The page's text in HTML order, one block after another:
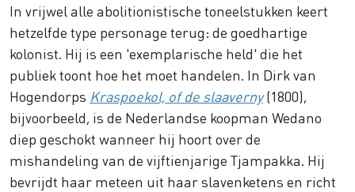
In vrijwel alle abolitionistische toneelstukken keert
hetzelfde type personage terug: de goedhartige
kolonist. Hij is een 'exemplarische held' die het
publiek toont hoe het moet handelen. In Dirk van
Hogendorps Kraspoekol, of de slaaverny(1800),
bijvoorbeeld, is de Nederlandse koopman Wedano
diep geschokt wanneer hij hoort over de
mishandeling van de vijftienjarige Tjampakka. Hij
bevrijdt haar meteen uit haar slavenketens en richt